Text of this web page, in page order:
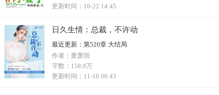
更新时间： 10-22 14:45
日久生情：总裁，不许动
最近更新：
第520章 大结局
作者： 萧萧雨
字数： 158.9万
更新时间： 11-18 06:43